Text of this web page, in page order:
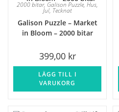
2000 bitar, Galison Puzzle, Hus,
Jul, Tecknat
Galison Puzzle – Market
in Bloom – 2000 bitar
399,00 kr
LÄGG TILL I
VARUKORG